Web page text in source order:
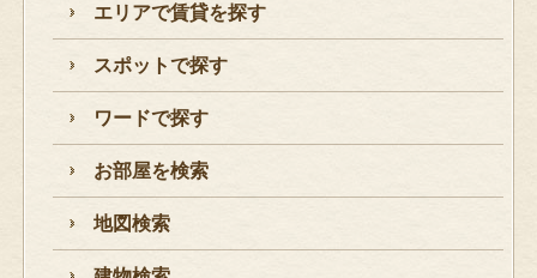
エリアで賃貸を探す
スポットで探す
ワードで探す
お部屋を検索
地図検索